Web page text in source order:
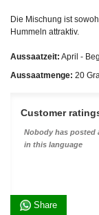
Die Mischung ist
Hummeln attraktiv.
Aussaatzeit: April -
Aussaatmenge: 20
Customer
Nobody has posted
in this language
Share